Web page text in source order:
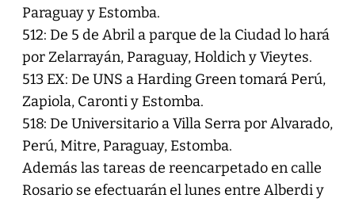
Paraguay y Estomba.
512: De 5 de Abril a parque de la Ciudad lo hará
por Zelarrayán, Paraguay, Holdich y Vieytes.
513 EX: De UNS a Harding Green tomará Perú,
Zapiola, Caronti y Estomba.
518: De Universitario a Villa Serra por Alvarado,
Perú, Mitre, Paraguay, Estomba.
Además las tareas de reencarpetado en calle
Rosario se efectuarán el lunes entre Alberdi y